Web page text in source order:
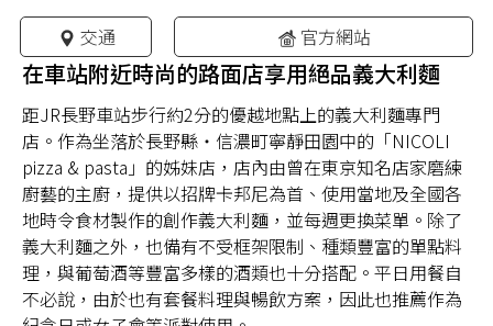
交通 官方網站
在車站附近時尚的路面店享用絕品義大利麵
距JR長野車站步行約2分的優越地點上的義大利麵專門
店。作為坐落於長野縣・信濃町寧靜田園中的「NICOLI
pizza & pasta」的姊妹店，店內由曾在東京知名店家磨練
廚藝的主廚，提供以招牌卡邦尼為首、使用當地及全國各
地時令食材製作的創作義大利麵，並每週更換菜單。除了
義大利麵之外，也備有不受框架限制、種類豐富的單點料
理，與葡萄酒等豐富多樣的酒類也十分搭配。平日用餐自
不必說，由於也有套餐料理與暢飲方案，因此也推薦作為